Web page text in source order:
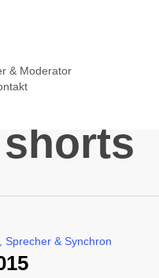
& Moderator
Sprecher & Synchron